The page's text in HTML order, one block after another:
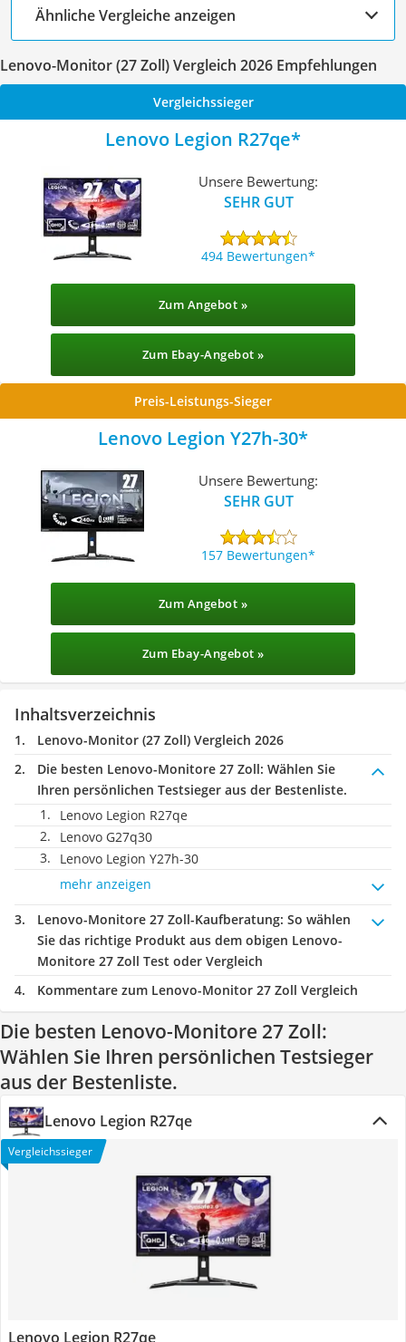
Ähnliche Vergleiche anzeigen
Lenovo-Monitor (27 Zoll) Vergleich 2026 Empfehlungen
Vergleichssieger
Lenovo Legion R27qe
Unsere Bewertung:
SEHR GUT
494 Bewertungen
Zum Angebot »
Zum Ebay-Angebot »
Preis-Leistungs-Sieger
Lenovo Legion Y27h-30
Unsere Bewertung:
SEHR GUT
157 Bewertungen
Zum Angebot »
Zum Ebay-Angebot »
Inhaltsverzeichnis
Lenovo-Monitor (27 Zoll) Vergleich 2026
Die besten Lenovo-Monitore 27 Zoll: Wählen Sie
Ihren persönlichen Testsieger aus der Bestenliste.
Lenovo Legion R27qe
Lenovo G27q30
Lenovo Legion Y27h-30
mehr anzeigen
Lenovo-Monitore 27 Zoll-Kaufberatung: So wählen
Sie das richtige Produkt aus dem obigen Lenovo-
Monitore 27 Zoll Test oder Vergleich
Kommentare zum Lenovo-Monitor 27 Zoll Vergleich
Die besten Lenovo-Monitore 27 Zoll:
Wählen Sie Ihren persönlichen Testsieger
aus der Bestenliste.
Lenovo Legion R27qe
Vergleichssieger
Lenovo Legion R27qe